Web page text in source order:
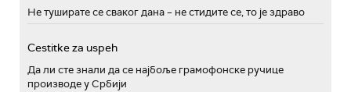
Не туширате се сваког дана – не стидите се, то је здраво
Cestitke za uspeh
Да ли сте знали да се најбоље грамофонске ручице
производе у Србији